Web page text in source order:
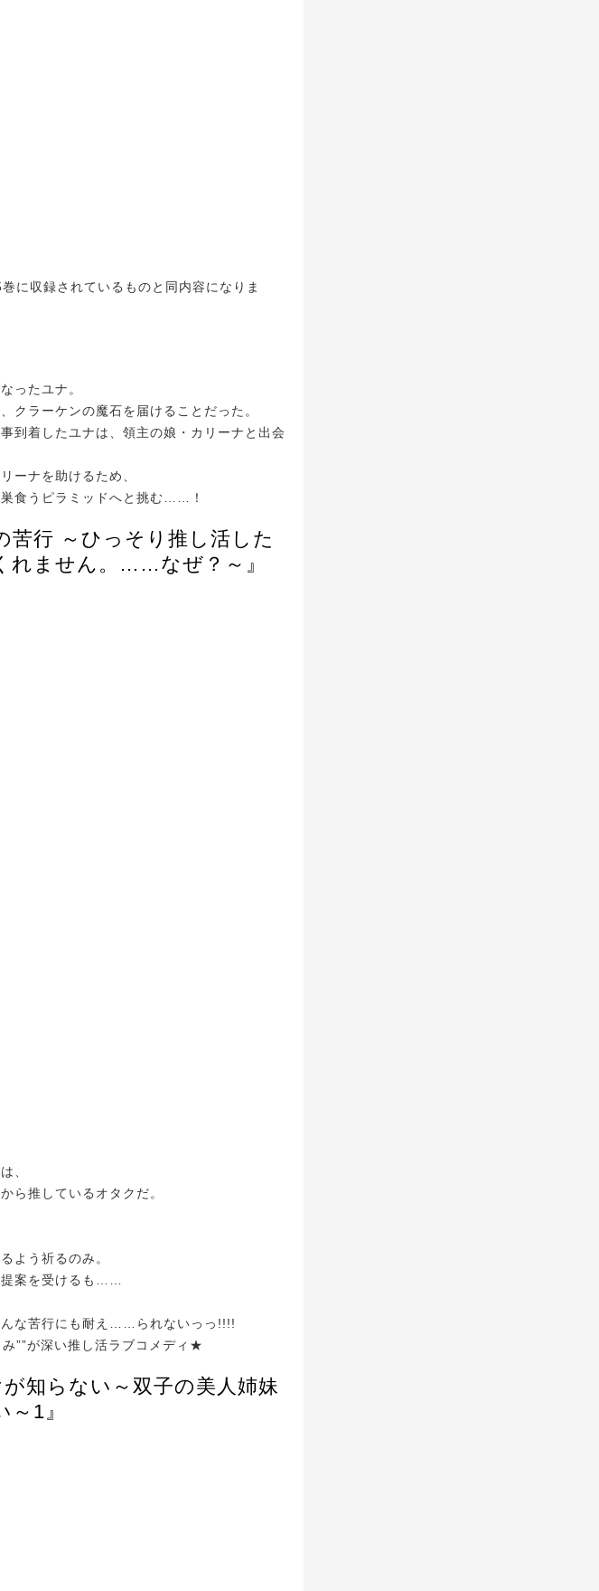
に収録されているものと同内容になりま
ったユナ。
クラーケンの魔石を届けることだった。
到着したユナは、領主の娘・カリーナと出会
ーナを助けるため、
食うピラミッドへと挑む……！
苦行 ～ひっそり推し活した
れません。……なぜ？～』
、
ら推しているオタクだ。
よう祈るのみ。
案を受けるも……
んな苦行にも耐え……られないっっ!!!!
””が深い推し活ラブコメディ★
が知らない～双子の美人姉妹
1』